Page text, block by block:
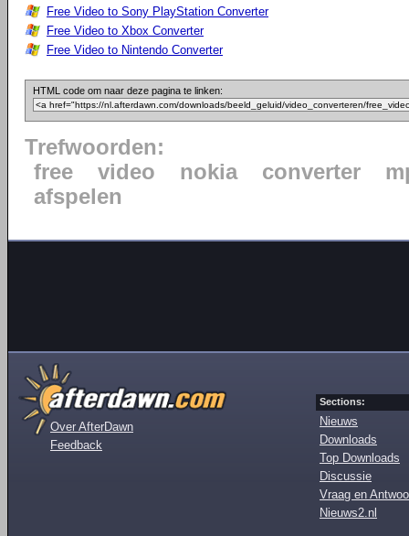
Free Video to Sony PlayStation Converter
Free Video to Xbox Converter
Free Video to Nintendo Converter
HTML code om naar deze pagina te linken:
Trefwoorden:
free
video nokia converter
afspelen
Over AfterDawn
Feedback
Sections:
Nieuws
Downloads
Top Downloads
Discussie
Vraag en
Nieuws2.nl